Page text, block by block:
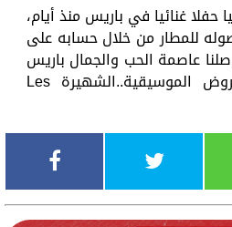
حفلا غنائيا في باريس منذ أيام،
للمطار من خلال حسابه على
عاصمة الحب والجمال باريس
لإحياء حفل بقاعة العروض الموسيقية..الشهيرة Les